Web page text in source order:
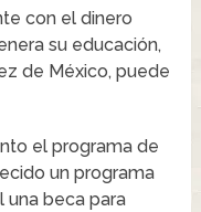
con el dinero
su educación,
de México, puede
el programa de
un programa
una beca para